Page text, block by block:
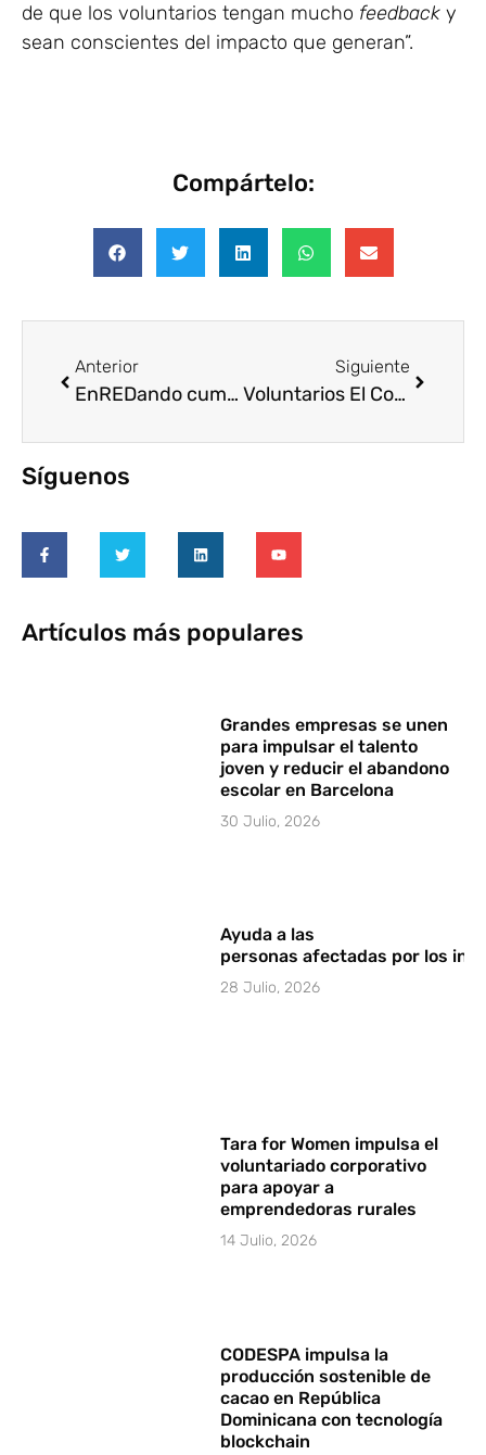
de que los voluntarios tengan mucho feedback y
sean conscientes del impacto que generan”.
Compártelo:
Anterior
EnREDando cumple 15 años de voluntariado corporativo
Siguiente
Voluntarios El Corte Inglés: con las familias más vulnerables
Síguenos
Artículos más populares
Grandes empresas se unen
para impulsar el talento
joven y reducir el abandono
escolar en Barcelona
30 Julio, 2026
Ayuda a las
personas afectadas por los
28 Julio, 2026
Tara for Women impulsa el
voluntariado corporativo
para apoyar a
emprendedoras rurales
14 Julio, 2026
CODESPA impulsa la
producción sostenible de
cacao en República
Dominicana con tecnología
blockchain